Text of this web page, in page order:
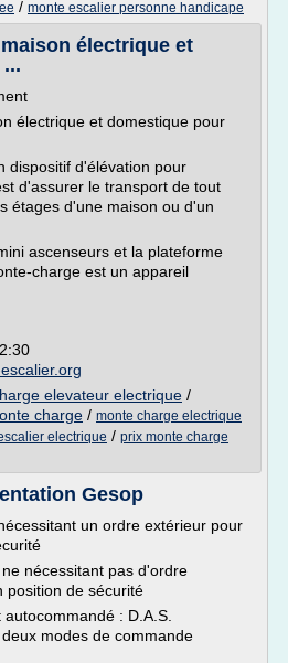
/ monte escalier personne handicape
électrique et
électrique et domestique pour
dispositif d'élévation pour
d'assurer le transport de tout
étages d'une maison ou d'un
ascenseurs et la plateforme
charge est un appareil
elevateur electrique /
charge / monte charge electrique
electrique / prix monte charge
Gesop
un ordre extérieur pour
nécessitant pas d'ordre
position de sécurité
: D.A.S.
modes de commande